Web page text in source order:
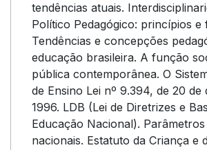
tendências atuais.
Político Pedagógico: princípios e
Tendências e concepções
educação brasileira. A função
pública contemporânea. O
de Ensino Lei nº 9.394, de 20 de
1996. LDB (Lei de Diretrizes e
Educação Nacional).
nacionais. Estatuto da Criança e